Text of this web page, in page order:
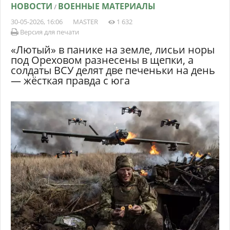
НОВОСТИ / ВОЕННЫЕ МАТЕРИАЛЫ
30-05-2026, 16:06 MASTER
1 632
Версия для печати
«Лютый» в панике на земле, лисьи норы
под Ореховом разнесены в щепки, а
солдаты ВСУ делят две печеньки на день
— жёсткая правда с юга